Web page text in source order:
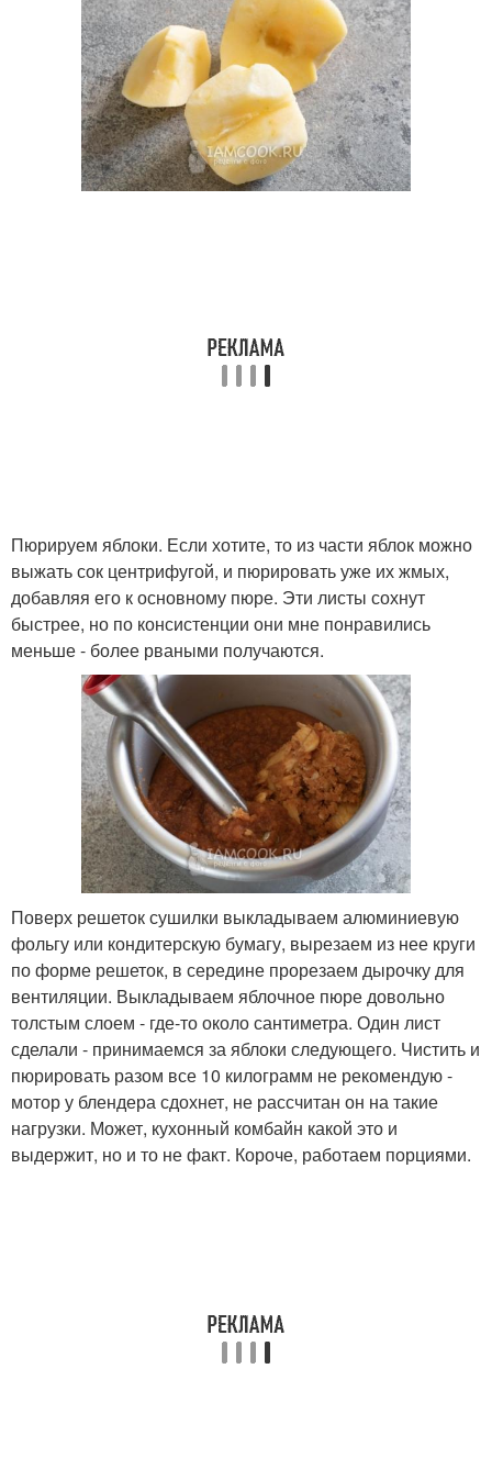
Пюрируем яблоки. Если хотите, то из части яблок можно
выжать сок центрифугой, и пюрировать уже их жмых,
добавляя его к основному пюре. Эти листы сохнут
быстрее, но по консистенции они мне понравились
меньше - более рваными получаются.
Поверх решеток сушилки выкладываем алюминиевую
фольгу или кондитерскую бумагу, вырезаем из нее круги
по форме решеток, в середине прорезаем дырочку для
вентиляции. Выкладываем яблочное пюре довольно
толстым слоем - где-то около сантиметра. Один лист
сделали - принимаемся за яблоки следующего. Чистить и
пюрировать разом все 10 килограмм не рекомендую -
мотор у блендера сдохнет, не рассчитан он на такие
нагрузки. Может, кухонный комбайн какой это и
выдержит, но и то не факт. Короче, работаем порциями.